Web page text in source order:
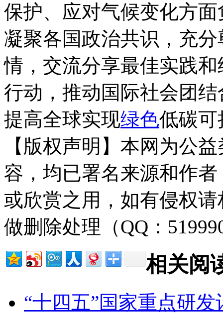
保护、应对气候变化方
凝聚各国政治共识，充
情，交流分享最佳实践
行动，推动国际社会团
提高全球实现绿色低碳可
【版权声明】本网为公
容，均已署名来源和作
或欣赏之用，如有侵权
做删除处理（QQ：
相关阅
“十四五”国家重点研